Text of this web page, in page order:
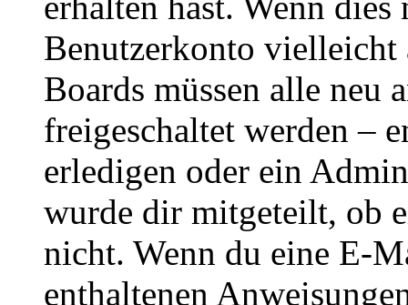
Benutzerkonto
Boards müssen alle neu
freigeschaltet werden –
erledigen oder ein
wurde dir mitgeteilt, ob
nicht. Wenn du eine E-
enthaltenen